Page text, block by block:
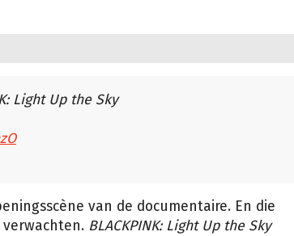
Light Up the Sky
van de documentaire. En die
BLACKPINK: Light Up the Sky